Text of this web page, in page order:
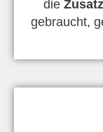
die
gebraucht,